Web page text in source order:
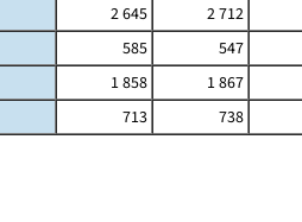
2 645 2 712
585 547
1 858 1 867
713 738